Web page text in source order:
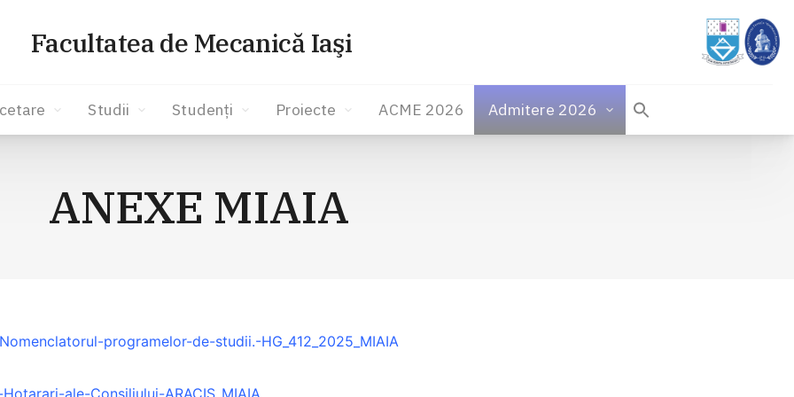
Facultatea de Mecanică Iaşi
Studii Studenți Proiecte ACME 2026 Admitere 2026
ANEXE MIAIA
Nomenclatorul-programelor-de-studii.-HG_412_2025_MIAIA
Hotarari-ale-Consiliului-ARACIS_MIAIA